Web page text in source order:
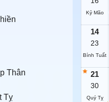
Thân
Tỵ
Kỷ Mão
14
23
Bính Tuất
21
30
Quý Tỵ